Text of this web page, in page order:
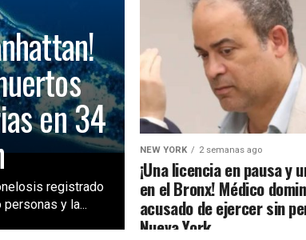
en 34
registrado
y la...
NEW YORK 2 semanas ago
¡Una licencia en pausa y
en el Bronx! Médico
acusado de ejercer sin
Nueva York